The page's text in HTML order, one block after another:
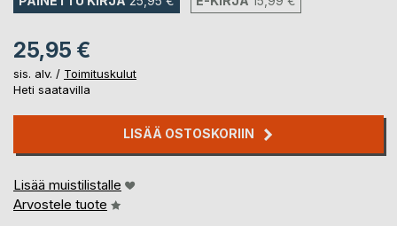
25,95 €
sis. alv. / Toimituskulut
Heti saatavilla
LISÄÄ OSTOSKORIIN
Lisää muistilistalle
Arvostele tuote